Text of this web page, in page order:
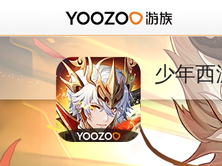
少年西